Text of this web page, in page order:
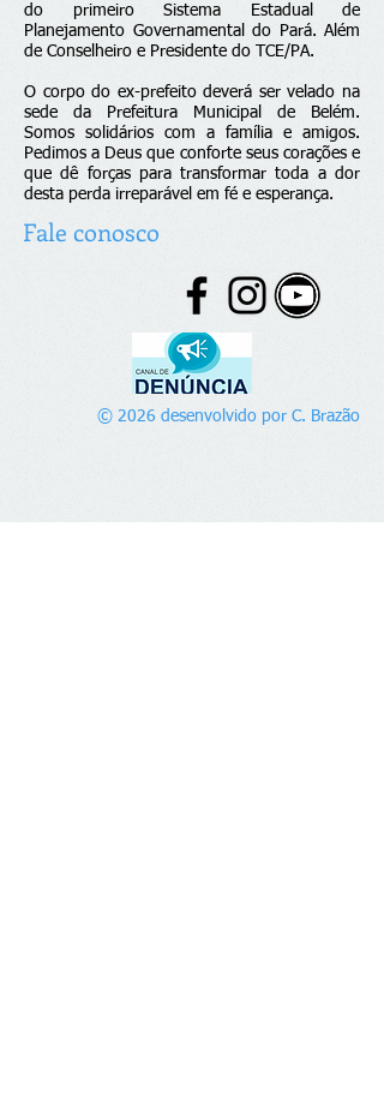
do primeiro Sistema Estadual de
Planejamento Governamental do Pará. Além
de Conselheiro e Presidente do TCE/PA.
O corpo do ex-prefeito deverá ser velado na
sede da Prefeitura Municipal de Belém.
Somos solidários com a família e amigos.
Pedimos a Deus que conforte seus corações e
que dê forças para transformar toda a dor
desta perda irreparável em fé e esperança.
Fale conosco
© 2026 desenvolvido por C. Brazão